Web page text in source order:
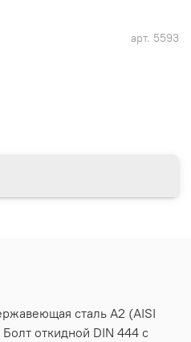
арт. 5593
сталь А2 (AISI
откидной DIN 444 c